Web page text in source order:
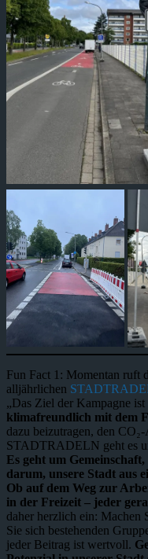
Fun Fact 1: Momentan ruft
alljährlichen
„Das Ziel der Kampagne ist
klimafreundlich mit dem
dazu beizutragen, den
STADTRADELN geht es
Es geht um
darum, unsere Stadt aus
Ob auf dem Weg zur
in der Freizeit – jeder
daher herzlich ein: Machen
Sie sich bestehenden
jeder Beitrag ist wertvoll.